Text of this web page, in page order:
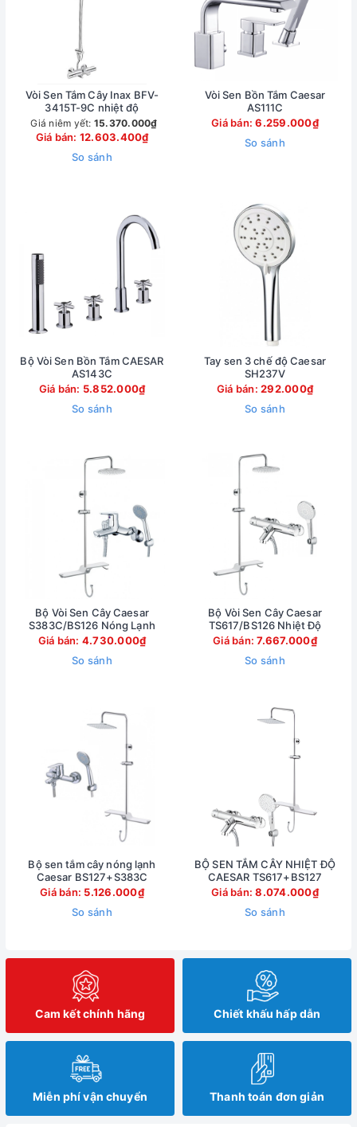
Vòi Sen Tắm Cây Inax BFV-
3415T-9C nhiệt độ
Giá niêm yết: 15.370.000₫
Giá bán: 12.603.400₫
So sánh
Vòi Sen Bồn Tắm Caesar
AS111C
Giá bán:6.259.000₫
So sánh
Bộ Vòi Sen Bồn Tắm CAESAR
AS143C
Giá bán: 5.852.000₫
So sánh
Tay sen 3 chế độ Caesar
SH237V
Giá bán:292.000₫
So sánh
Bộ Vòi Sen Cây Caesar
S383C/BS126 Nóng Lạnh
Giá bán: 4.730.000₫
So sánh
Bộ Vòi Sen Cây Caesar
TS617/BS126 Nhiệt Độ
Giá bán:7.667.000₫
So sánh
Bộ sen tắm cây nóng lạnh
Caesar BS127+S383C
Giá bán: 5.126.000₫
So sánh
BỘ SEN TẮM CÂY NHIỆT ĐỘ
CAESAR TS617+BS127
Giá bán:8.074.000₫
So sánh
Cam kết chính hãng Chiết khấu hấp dẫn
Miễn phí vận chuyển Thanh toán đơn giản